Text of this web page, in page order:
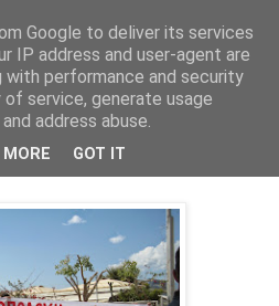
Συνέλευση
Google to deliver its services
IP address and user-agent are
with performance and security
service, generate usage
address abuse.
MORE GOT IT